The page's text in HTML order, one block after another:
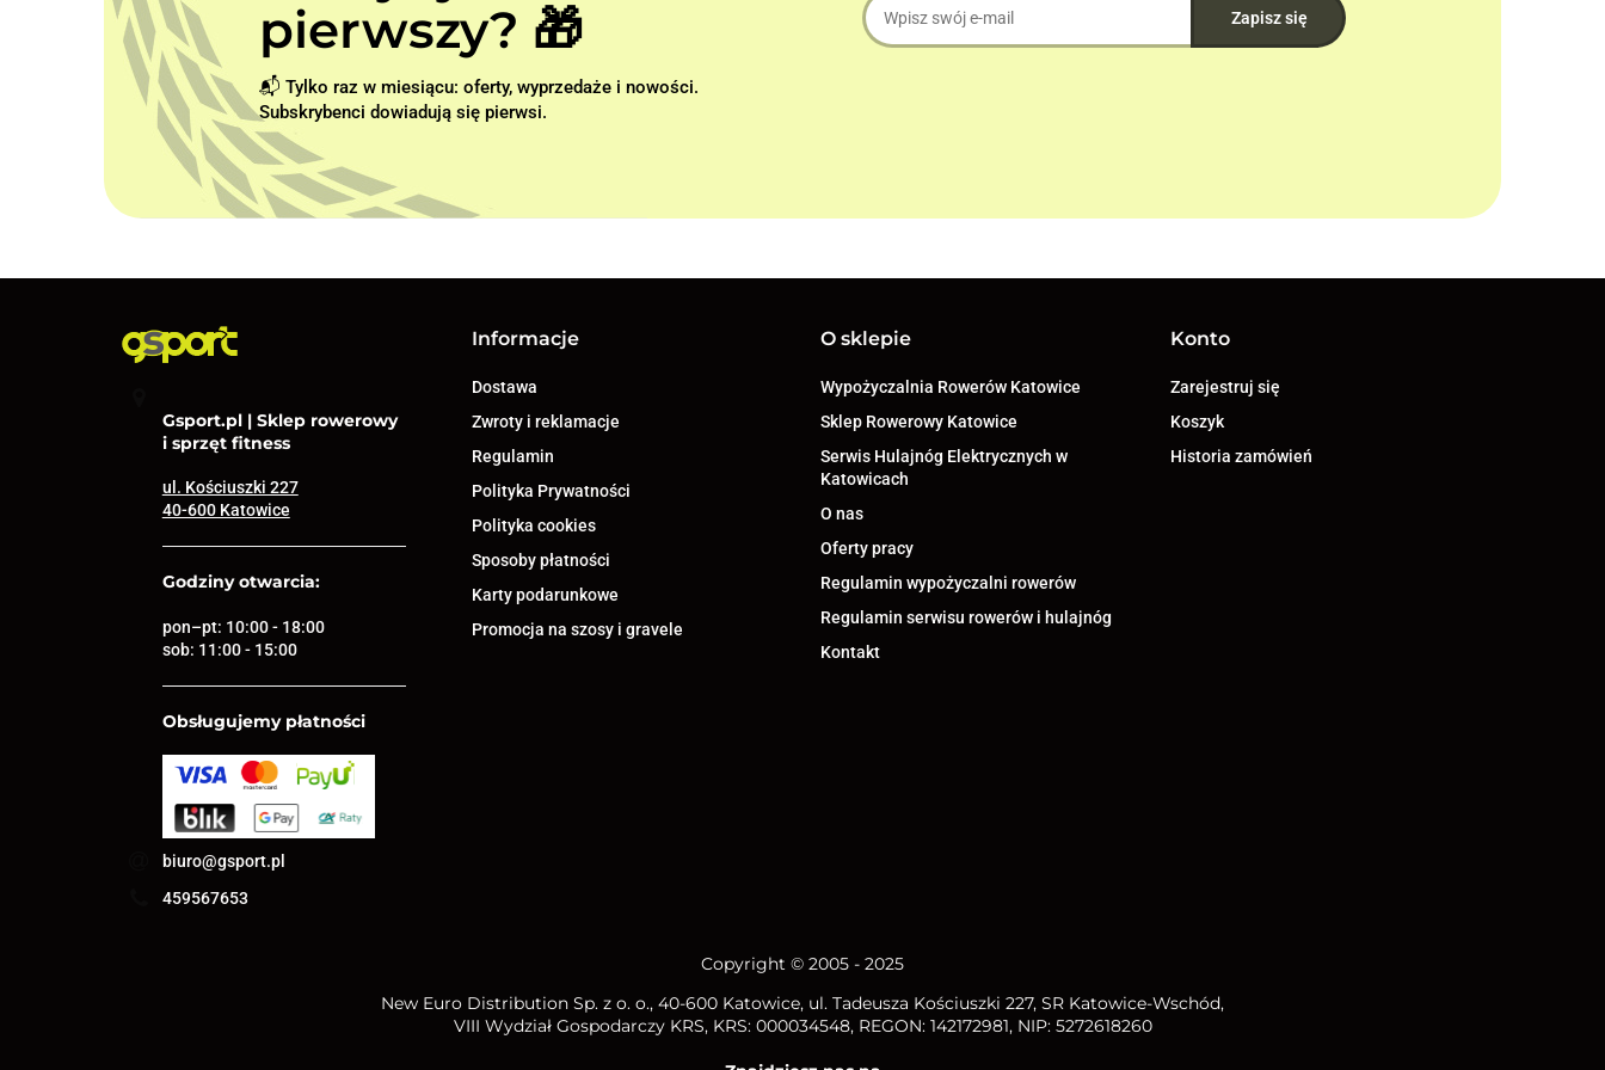
pierwszy? 🎁
📬 Tylko raz w miesiącu: oferty, wyprzedaże i nowości.
Subskrybenci dowiadują się pierwsi.
Gsport.pl | Sklep rowerowy
i sprzęt fitness
ul. Kościuszki 227
40-600 Katowice
Godziny otwarcia:
pon–pt: 10:00 - 18:00
sob: 11:00 - 15:00
Obsługujemy płatności
biuro@gsport.pl
459567653
Informacje
Dostawa
Zwroty i reklamacje
Regulamin
Polityka Prywatności
Polityka cookies
Sposoby płatności
Karty podarunkowe
Promocja na szosy i gravele
O sklepie
Wypożyczalnia Rowerów Katowice
Sklep Rowerowy Katowice
Serwis Hulajnóg Elektrycznych w
Katowicach
O nas
Oferty pracy
Regulamin wypożyczalni rowerów
Regulamin serwisu rowerów i hulajnóg
Kontakt
Konto
Zarejestruj się
Koszyk
Historia zamówień
Copyright © 2005 - 2025
New Euro Distribution Sp. z o. o., 40-600 Katowice, ul. Tadeusza Kościuszki 227, SR Katowice-Wschód,
VIII Wydział Gospodarczy KRS, KRS: 000034548, REGON: 142172981, NIP: 5272618260